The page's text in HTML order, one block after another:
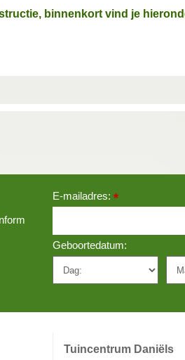
binnenkort vind je
E-mailadres: *
Geboortedatum:
Tuincentrum Daniëls